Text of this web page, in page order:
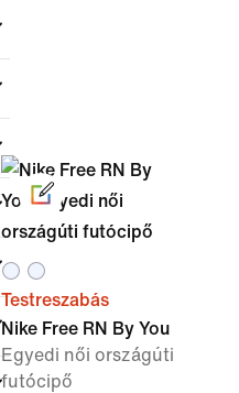
Testreszabás
Nike Free RN By You
Egyedi női országúti
futócipő